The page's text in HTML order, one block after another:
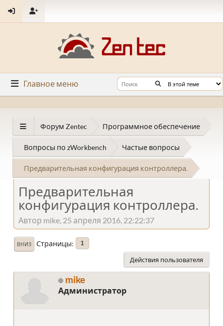
Главное меню
Форум Zentec Программное обеспечение
Вопросы по zWorkbench Частые вопросы
Предварительная конфигурация контроллера.
Предварительная
конфигурация контроллера.
Автор mike, 25 апреля 2016, 22:22:37
ВНИЗ Страницы 1
Действия пользователя
mike
Администратор